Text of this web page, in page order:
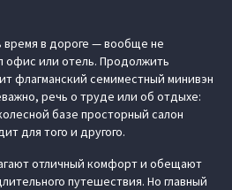
в дороге — вообще не
офис или отель. Продолжить
флагманский семиместный минивэн
речь о труде или об отдыхе:
базе просторный салон
для того и другого.
отличный комфорт и обещают
путешествия. Но главный